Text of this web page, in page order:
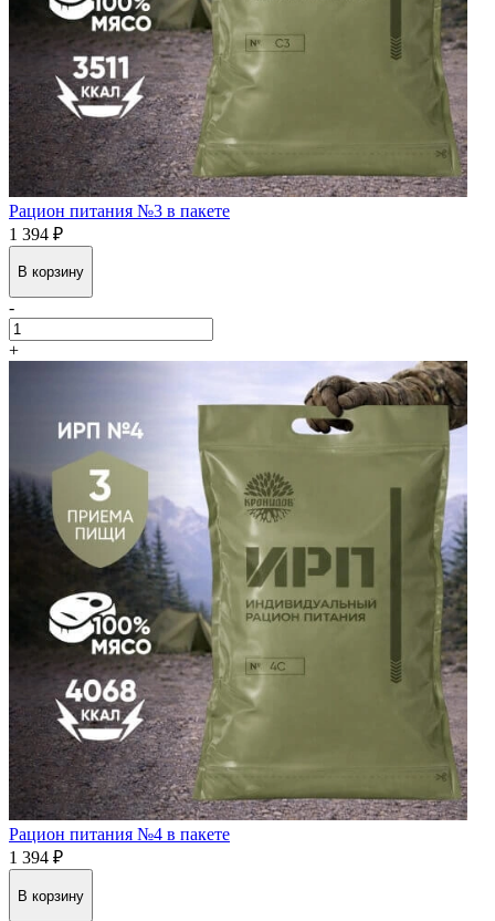
Рацион питания №3 в пакете
1 394 ₽
В корзину
-
+
Рацион питания №4 в пакете
1 394 ₽
В корзину